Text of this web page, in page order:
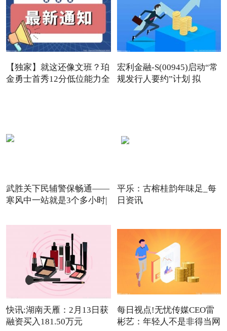
【独家】就这还像文班？珀
金勇士首秀12分低位能力全
宏利金融-S(00945)启动“常
规发行人要约”计划 拟
武胜关下民辅警保畅通——
寒风中一站就是3个多小时|
平乐：古榕桂韵年味足_每
日资讯
快讯:湖南天雁：2月13日获
融资买入181.50万元
每日视点!无忧传媒CEO雷
彬艺：年轻人不是非得当网